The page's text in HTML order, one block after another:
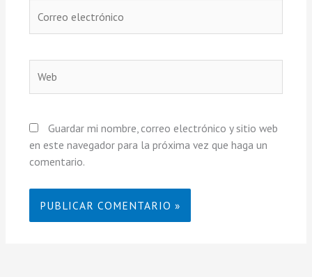
electrónico
Guardar mi nombre, correo electrónico y sitio web
en este navegador para la próxima vez que haga un
comentario.